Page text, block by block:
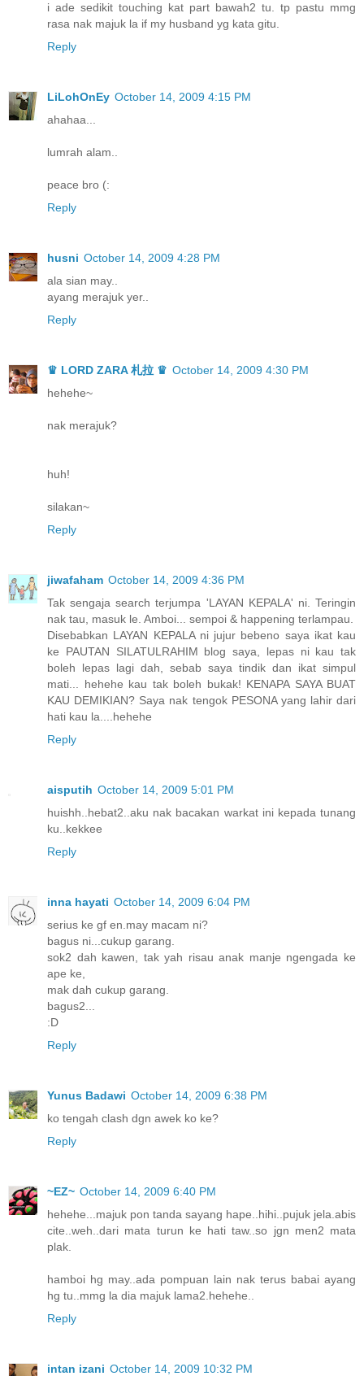
i ade sedikit touching kat part bawah2 tu. tp pastu mmg
rasa nak majuk la if my husband yg kata gitu.
Reply
LiLohOnEy October 14, 2009 4:15 PM
ahahaa...
lumrah alam..
peace bro (:
Reply
husni October 14, 2009 4:28 PM
ala sian may..
ayang merajuk yer..
Reply
♛ LORD ZARA 札拉 ♛ October 14, 2009 4:30 PM
hehehe~
nak merajuk?
huh!
silakan~
Reply
jiwafaham October 14, 2009 4:36 PM
Tak sengaja search terjumpa 'LAYAN KEPALA' ni. Teringin
nak tau, masuk le. Amboi... sempoi & happening terlampau.
Disebabkan LAYAN KEPALA ni jujur bebeno saya ikat kau
ke PAUTAN SILATULRAHIM blog saya, lepas ni kau tak
boleh lepas lagi dah, sebab saya tindik dan ikat simpul
mati... hehehe kau tak boleh bukak! KENAPA SAYA BUAT
KAU DEMIKIAN? Saya nak tengok PESONA yang lahir dari
hati kau la....hehehe
Reply
aisputih October 14, 2009 5:01 PM
huishh..hebat2..aku nak bacakan warkat ini kepada tunang
ku..kekkee
Reply
inna hayati October 14, 2009 6:04 PM
serius ke gf en.may macam ni?
bagus ni...cukup garang.
sok2 dah kawen, tak yah risau anak manje ngengada ke
ape ke,
mak dah cukup garang.
bagus2...
:D
Reply
Yunus Badawi October 14, 2009 6:38 PM
ko tengah clash dgn awek ko ke?
Reply
~EZ~ October 14, 2009 6:40 PM
hehehe...majuk pon tanda sayang hape..hihi..pujuk jela.abis
cite..weh..dari mata turun ke hati taw..so jgn men2 mata
plak.
hamboi hg may..ada pompuan lain nak terus babai ayang
hg tu..mmg la dia majuk lama2.hehehe..
Reply
intan izani October 14, 2009 10:32 PM